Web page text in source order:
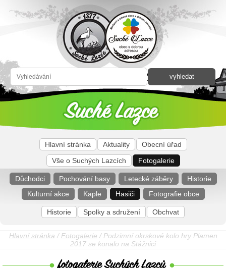
Hlavní stránka Aktuality
Obecní úřad
Vše o Suchých Lazcích
Fotogalerie
Důchodci Pochování basy Letecké záběry
Historie
Kulturní akce
Kaple Hasiči Fotografie obce
Historie Spolky a sdružení Obchvat
Hlavní stránka / Fotogalerie / Podzimní okrskové kolo hry Plamen
2017 se konalo na Stážnici